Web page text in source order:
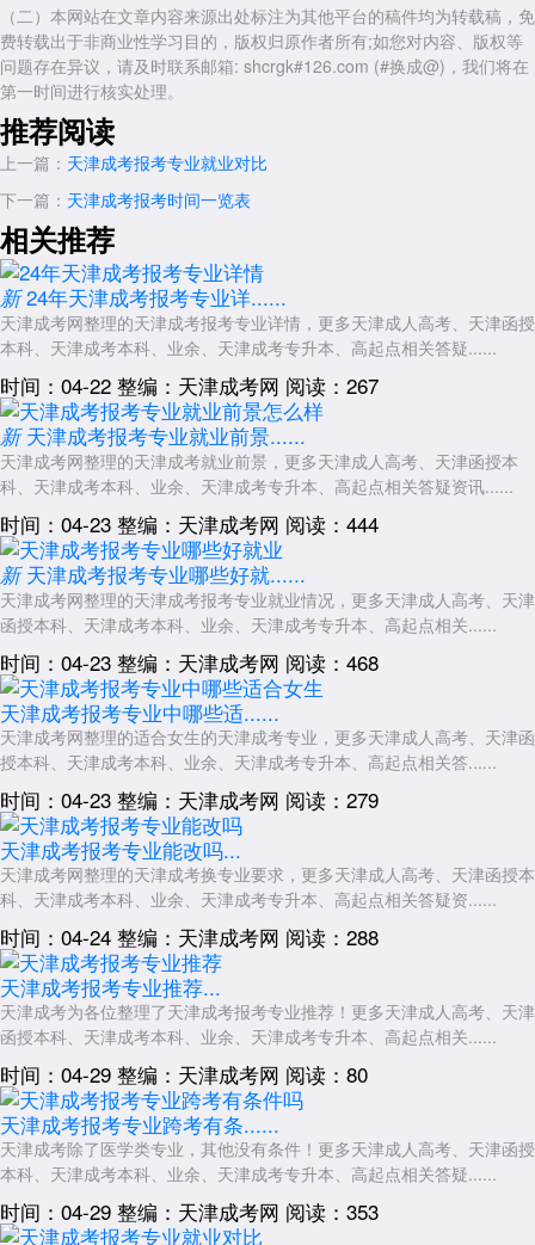
总的来说，天津成人高考的各个专业在就业前景和市场需求上都有所
不同。在选择天津成考报考专业 时，考生应该结合自己的兴趣、能力和职
业规划进行综合考虑，选择适合自己的专业。同时，也要关注专业的课程
设置和教学质量，确保所选专业能够满足自己的学习和就业需求
展开全文
（二）本网站在文章内容来源出处标注为其他平台的稿件均为转载稿，免
费转载出于非商业性学习目的，版权归原作者所有;如您对内容、版权等
问题存在异议，请及时联系邮箱: shcrgk#126.com (#换成@)，我们将在
第一时间进行核实处理。
推荐阅读
上一篇： 天津成考报考专业就业对比
下一篇： 天津成考报考时间一览表
相关推荐
新 24年天津成考报考专业详......
天津成考网整理的天津成考报考专业详情，更多天津成人高考、天津函授
本科、天津成考本科、业余、天津成考专升本、高起点相关答疑......
时间：04-22 整编：天津成考网 阅读：267
新 天津成考报考专业就业前景......
天津成考网整理的天津成考就业前景，更多天津成人高考、天津函授本
科、天津成考本科、业余、天津成考专升本、高起点相关答疑资讯......
时间：04-23 整编：天津成考网 阅读：444
新 天津成考报考专业哪些好就......
天津成考网整理的天津成考报考专业就业情况，更多天津成人高考、天津
函授本科、天津成考本科、业余、天津成考专升本、高起点相关......
时间：04-23 整编：天津成考网 阅读：468
天津成考报考专业中哪些适......
天津成考网整理的适合女生的天津成考专业，更多天津成人高考、天津函
授本科、天津成考本科、业余、天津成考专升本、高起点相关答......
时间：04-23 整编：天津成考网 阅读：279
天津成考报考专业能改吗...
天津成考网整理的天津成考换专业要求，更多天津成人高考、天津函授本
科、天津成考本科、业余、天津成考专升本、高起点相关答疑资......
时间：04-24 整编：天津成考网 阅读：288
天津成考报考专业推荐...
天津成考为各位整理了天津成考报考专业推荐！更多天津成人高考、天津
函授本科、天津成考本科、业余、天津成考专升本、高起点相关......
时间：04-29 整编：天津成考网 阅读：80
天津成考报考专业跨考有条......
天津成考除了医学类专业，其他没有条件！更多天津成人高考、天津函授
本科、天津成考本科、业余、天津成考专升本、高起点相关答疑......
时间：04-29 整编：天津成考网 阅读：353